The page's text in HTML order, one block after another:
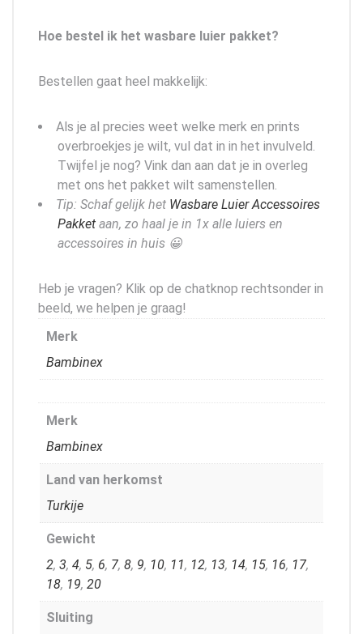
Hoe bestel ik het wasbare luier pakket?
Bestellen gaat heel makkelijk:
Als je al precies weet welke merk en prints
overbroekjes je wilt, vul dat in in het invulveld.
Twijfel je nog? Vink dan aan dat je in overleg
met ons het pakket wilt samenstellen.
Tip: Schaf gelijk het Wasbare Luier Accessoires
Pakket aan, zo haal je in 1x alle luiers en
accessoires in huis 😀
Heb je vragen? Klik op de chatknop rechtsonder in
beeld, we helpen je graag!
Merk
Bambinex
Merk
Bambinex
Land van herkomst
Turkije
Gewicht
2, 3, 4, 5, 6, 7, 8, 9, 10, 11, 12, 13, 14, 15, 16, 17,
18, 19, 20
Sluiting